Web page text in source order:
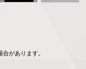
があります。